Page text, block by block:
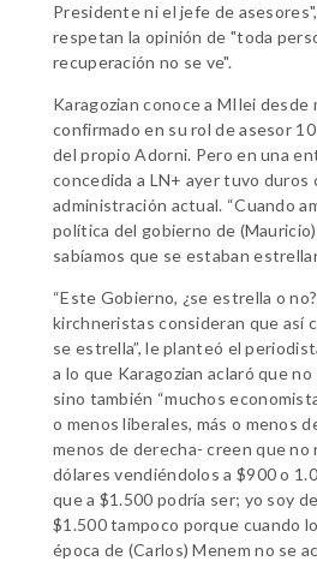
Presidente ni el jefe de
respetan la opinión de "toda
recuperación no se ve".
Karagozian conoce a MIlei desde
confirmado en su rol de asesor
del propio Adorni. Pero en una
concedida a LN+ ayer tuvo duros
administración actual. “Cuando
política del gobierno de
sabíamos que se estaban
“Este Gobierno, ¿se estrella o
kirchneristas consideran que así
se estrella”, le planteó el
a lo que Karagozian aclaró que
sino también “muchos
o menos liberales, más o menos
menos de derecha- creen que no
dólares vendiéndolos a $900 o
que a $1.500 podría ser; yo soy
$1.500 tampoco porque cuando
época de (Carlos) Menem no se